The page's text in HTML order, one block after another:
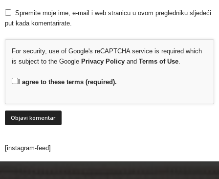
Spremite moje ime, e-mail i web stranicu u ovom pregledniku sljedeći
put kada komentarirate.
For security, use of Google's reCAPTCHA service is required which
is subject to the Google Privacy Policy and Terms of Use
I agree to these terms (required).
[instagram-feed]